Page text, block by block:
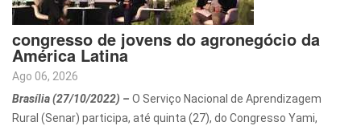
congresso de jovens do agronegócio da
América Latina
Ago 06, 2026
Brasília (27/10/2022) – O Serviço Nacional de Aprendizagem
Rural (Senar) participa, até quinta (27), do Congresso Yami,